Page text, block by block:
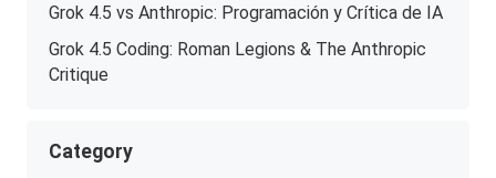
Grok 4.5 vs Anthropic: Programación y Crítica de IA
Grok 4.5 Coding: Roman Legions & The Anthropic
Critique
Category